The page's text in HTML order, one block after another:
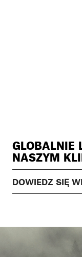
GLOBALNIE
NASZYM
DOWIEDZ SIĘ